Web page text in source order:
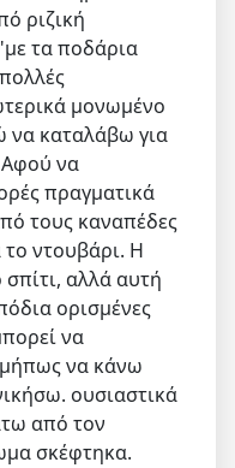
ριζική
τα ποδάρια
μονωμένο
να καταλάβω για
Αφού να
πραγματικά
τους καναπέδες
το ντουβάρι. Η
αλλά αυτή
ορισμένες
να
να κάνω
ουσιαστικά
από τον
σκέφτηκα.